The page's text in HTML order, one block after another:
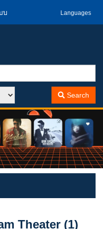
บ Languages
Search
Theater (1)